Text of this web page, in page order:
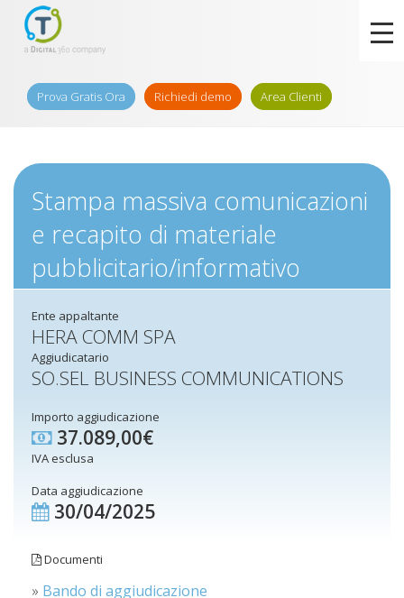
Prova Gratis Ora Richiedi demo Area Clienti
Stampa massiva comunicazioni
e recapito di materiale
pubblicitario/informativo
Ente appaltante
HERA COMM SPA
Aggiudicatario
SO.SEL BUSINESS COMMUNICATIONS
Importo aggiudicazione
37.089,00€
IVA esclusa
Data aggiudicazione
30/04/2025
Documenti
» Bando di aggiudicazione